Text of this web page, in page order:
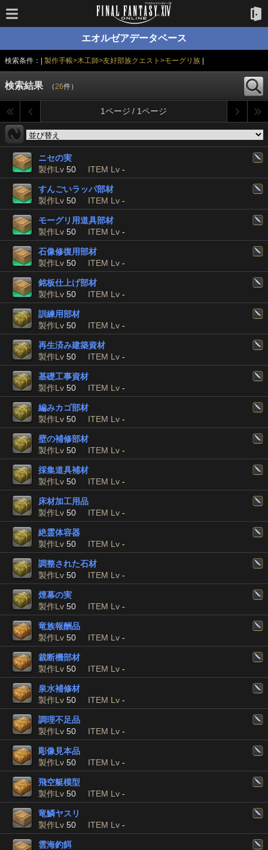
エオルゼアデータベース
検索条件：| 製作手帳>木工師>友好部族クエスト>モーグリ族|
検索結果 （26件）
1ページ / 1ページ
ニセの実
製作Lv 50 ITEM Lv -
すんごいラッパ部材
製作Lv 50 ITEM Lv -
モーグリ用道具部材
製作Lv 50 ITEM Lv -
石像修復用部材
製作Lv 50 ITEM Lv -
銘板仕上げ部材
製作Lv 50 ITEM Lv -
訓練用部材
製作Lv 50 ITEM Lv -
再生済み建築資材
製作Lv 50 ITEM Lv -
基礎工事資材
製作Lv 50 ITEM Lv -
編みカゴ部材
製作Lv 50 ITEM Lv -
壁の補修部材
製作Lv 50 ITEM Lv -
採集道具補材
製作Lv 50 ITEM Lv -
床材加工用品
製作Lv 50 ITEM Lv -
絶霊体容器
製作Lv 50 ITEM Lv -
調整された石材
製作Lv 50 ITEM Lv -
煙幕の実
製作Lv 50 ITEM Lv -
竜族報酬品
製作Lv 50 ITEM Lv -
裁断機部材
製作Lv 50 ITEM Lv -
泉水補修材
製作Lv 50 ITEM Lv -
調理不足品
製作Lv 50 ITEM Lv -
彫像見本品
製作Lv 50 ITEM Lv -
飛空艇模型
製作Lv 50 ITEM Lv -
竜鱗ヤスリ
製作Lv 50 ITEM Lv -
雲海釣餌